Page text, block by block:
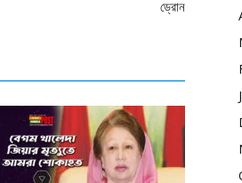
ড্রোন